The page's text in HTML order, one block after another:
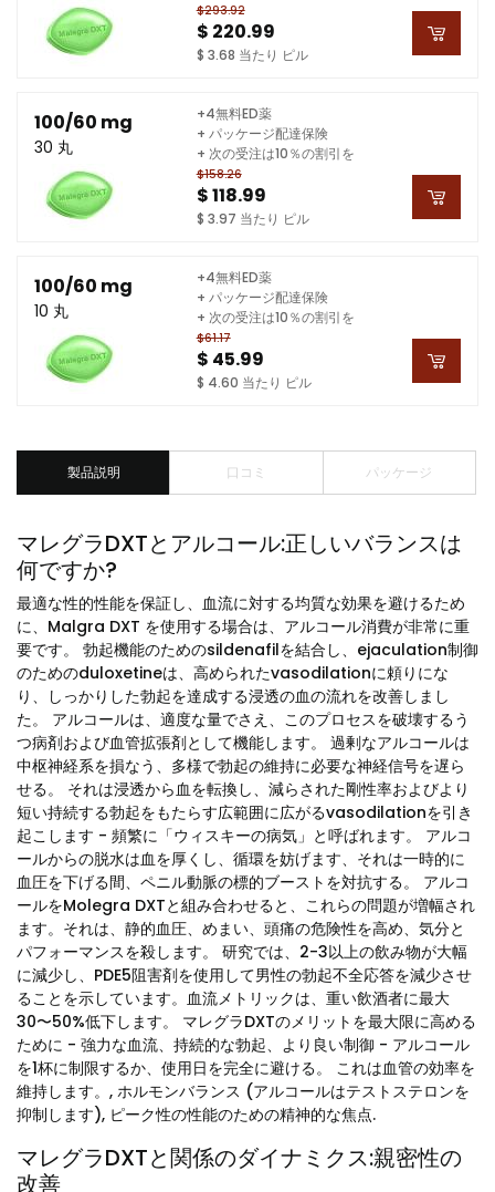
$293.92
$ 220.99
$ 3.68 当たり ピル
100/60 mg
30 丸
$158.26
$ 118.99
$ 3.97 当たり ピル
+4無料ED薬
+ パッケージ配達保険
+ 次の受注は10％の割引を
100/60 mg
10 丸
$61.17
$ 45.99
$ 4.60 当たり ピル
+4無料ED薬
+ パッケージ配達保険
+ 次の受注は10％の割引を
製品説明 口コミ パッケージ
マレグラDXTとアルコール:正しいバランスは
何ですか?
最適な性的性能を保証し、血流に対する均質な効果を避けるため
に、Malgra DXT を使用する場合は、アルコール消費が非常に重
要です。 勃起機能のためのsildenafilを結合し、ejaculation制御
のためのduloxetineは、高められたvasodilationに頼りにな
り、しっかりした勃起を達成する浸透の血の流れを改善しまし
た。 アルコールは、適度な量でさえ、このプロセスを破壊するう
つ病剤および血管拡張剤として機能します。 過剰なアルコールは
中枢神経系を損なう、多様で勃起の維持に必要な神経信号を遅ら
せる。 それは浸透から血を転換し、減らされた剛性率およびより
短い持続する勃起をもたらす広範囲に広がるvasodilationを引き
起こします - 頻繁に「ウィスキーの病気」と呼ばれます。 アルコ
ールからの脱水は血を厚くし、循環を妨げます、それは一時的に
血圧を下げる間、ペニル動脈の標的ブーストを対抗する。 アルコ
ールをMolegra DXTと組み合わせると、これらの問題が増幅され
ます。それは、静的血圧、めまい、頭痛の危険性を高め、気分と
パフォーマンスを殺します。 研究では、2-3以上の飲み物が大幅
に減少し、PDE5阻害剤を使用して男性の勃起不全応答を減少させ
ることを示しています。血流メトリックは、重い飲酒者に最大
30〜50%低下します。 マレグラDXTのメリットを最大限に高める
ために - 強力な血流、持続的な勃起、より良い制御 - アルコール
を1杯に制限するか、使用日を完全に避ける。 これは血管の効率を
維持します。, ホルモンバランス (アルコールはテストステロンを
抑制します), ピーク性の性能のための精神的な焦点.
マレグラDXTと関係のダイナミクス:親密性の
改善